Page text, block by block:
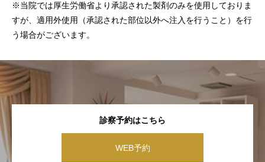
※当院では厚生労働省より承認された製剤のみを使用しておりま
すが、適用外使用（承認された部位以外へ注入を行うこと）を行
う場合がございます。
診察予約はこちら
WEB予約